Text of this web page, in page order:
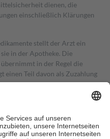
dienen, die
einschließlich Klärungen
stellt der Arzt ein
in der Apotheke. Die
in der Regel die
einen Teil davon als Zuzahlung
in Höhe von zehn
nie mehr als die tatsächlichen
auch für Online-Apotheken.